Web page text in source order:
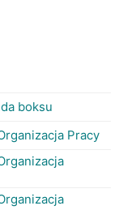
boksu
Pracy